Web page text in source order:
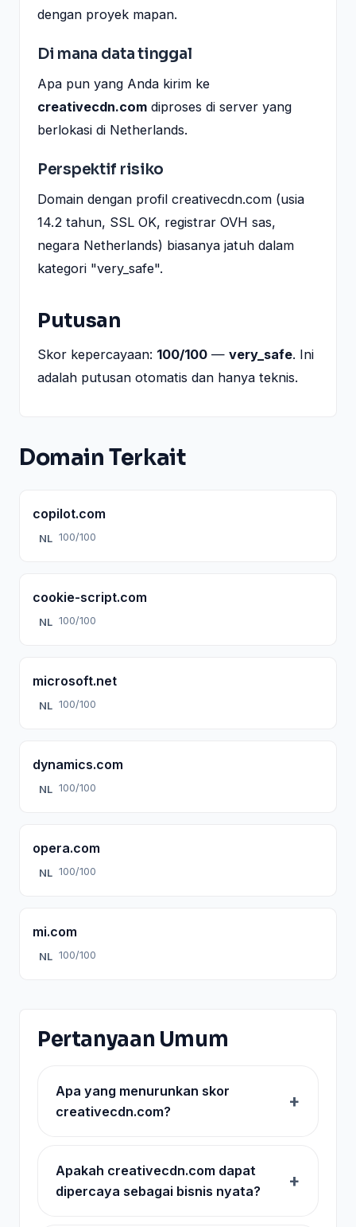
dengan proyek mapan.
Di mana data tinggal
Apa pun yang Anda kirim ke
creativecdn.com diproses di server yang
berlokasi di Netherlands.
Perspektif risiko
Domain dengan profil creativecdn.com (usia
14.2 tahun, SSL OK, registrar OVH sas,
negara Netherlands) biasanya jatuh dalam
kategori "very_safe".
Putusan
Skor kepercayaan: 100/100 — very_safe. Ini
adalah putusan otomatis dan hanya teknis.
Domain Terkait
copilot.com
NL 100/100
cookie-script.com
NL 100/100
microsoft.net
NL 100/100
dynamics.com
NL 100/100
opera.com
NL 100/100
mi.com
NL 100/100
Pertanyaan Umum
Apa yang menurunkan skor
creativecdn.com?
Apakah creativecdn.com dapat
dipercaya sebagai bisnis nyata?